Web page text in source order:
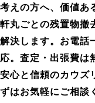
考えの方へ、価値あ
軒丸ごとの残置物撤
解決します。お電話
応。査定・出張費は
安心と信頼のカウズ
ずはお気軽にご相談